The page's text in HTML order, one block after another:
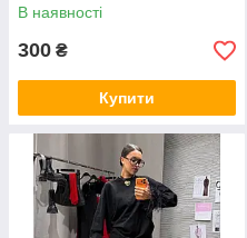
В наявності
300 ₴
Купити